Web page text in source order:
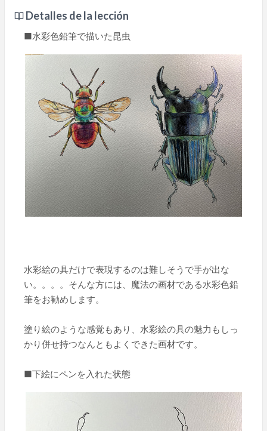
Detalles de la lección
■水彩色鉛筆で描いた昆虫
水彩絵の具だけで表現するのは難しそうで手が出な
い。。。。そんな方には、魔法の画材である水彩色鉛
筆をお勧めします。
塗り絵のような感覚もあり、水彩絵の具の魅力もしっ
かり併せ持つなんともよくできた画材です。
■下絵にペンを入れた状態